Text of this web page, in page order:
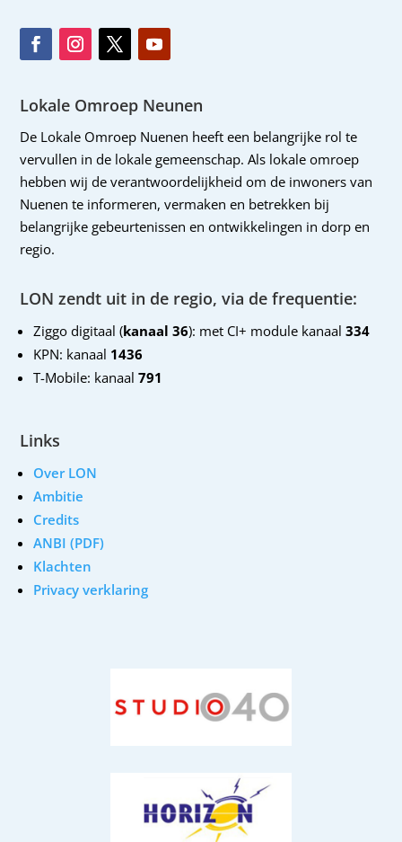
Lokale Omroep Neunen
De Lokale Omroep Nuenen heeft een belangrijke rol te
vervullen in de lokale gemeenschap. Als lokale omroep
hebben wij de verantwoordelijkheid om de inwoners van
Nuenen te informeren, vermaken en betrekken bij
belangrijke gebeurtenissen en ontwikkelingen in dorp en
regio.
LON zendt uit in de regio, via de frequentie:
Ziggo digitaal (kanaal 36): met CI+ module kanaal 334
KPN: kanaal 1436
T-Mobile: kanaal791
Links
Over LON
Ambitie
Credits
ANBI (PDF)
Klachten
Privacy verklaring